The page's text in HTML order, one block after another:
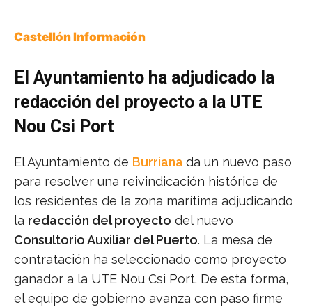
Castellón Información
El Ayuntamiento ha adjudicado la
redacción del proyecto a la UTE
Nou Csi Port
El Ayuntamiento de Burriana da un nuevo paso
para resolver una reivindicación histórica de
los residentes de la zona marítima adjudicando
la redacción del proyecto del nuevo
Consultorio Auxiliar del Puerto. La mesa de
contratación ha seleccionado como proyecto
ganador a la UTE Nou Csi Port. De esta forma,
el equipo de gobierno avanza con paso firme